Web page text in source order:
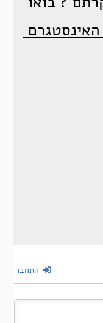
התחבר